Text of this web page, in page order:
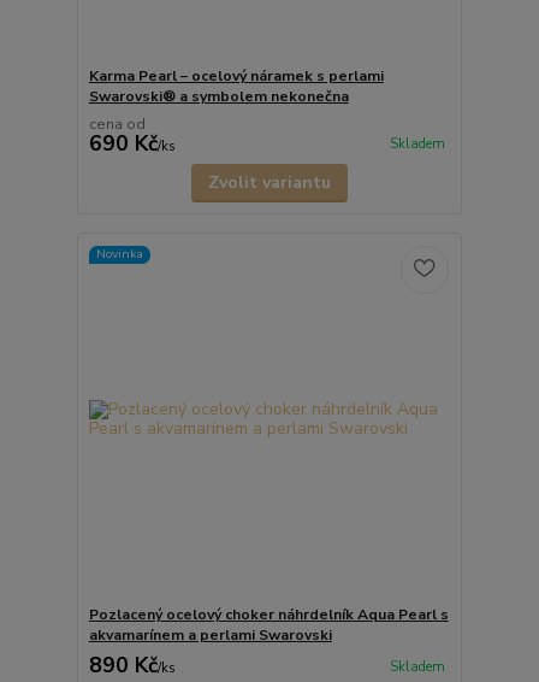
Karma Pearl – ocelový náramek s perlami
Swarovski® a symbolem nekonečna
cena od
690 Kč/ks Skladem
Zvolit variantu
Novinka
Pozlacený ocelový choker náhrdelník Aqua Pearl s
akvamarínem a perlami Swarovski
890 Kč/ks Skladem